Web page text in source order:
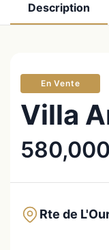
Description
En Vente
Villa
Rte de